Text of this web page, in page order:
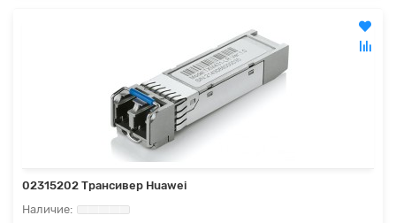
02315202 Трансивер Huawei